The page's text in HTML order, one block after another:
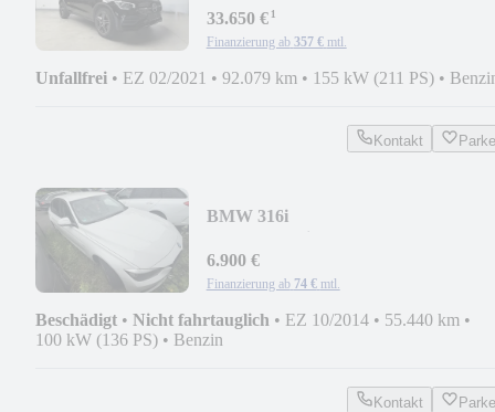
33.650 €¹
Finanzierung ab 357 € mtl.
Unfallfrei • EZ 02/2021 • 92.079 km • 155 kW (211 PS) •
Kontakt
BMW 316i
Geräusche
6.900 €
Finanzierung ab 74 € mtl.
Beschädigt • Nicht fahrtauglich • EZ 10/2014 • 55.440 km •
100 kW (136 PS) • Benzin
Kontakt